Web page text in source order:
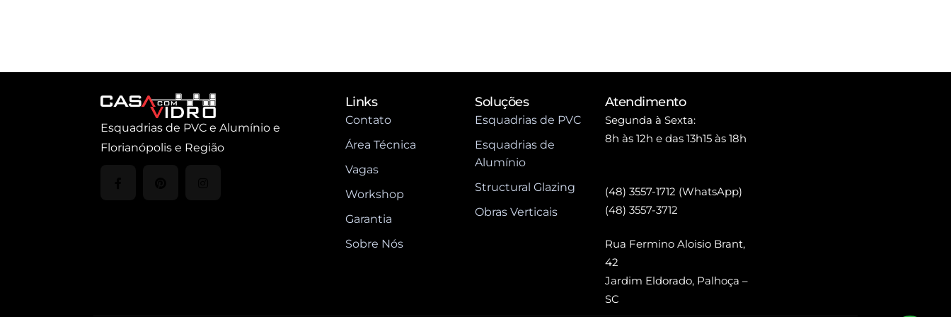
Esquadrias de PVC e Alumínio e
Florianópolis e Região
Links
Contato
Área Técnica
Vagas
Workshop
Garantia
Sobre Nós
Soluções
Esquadrias de PVC
Esquadrias de
Alumínio
Structural Glazing
Obras Verticais
Atendimento
Segunda à Sexta:
8h às 12h e das 13h15 às 18h
(48) 3557-1712 (WhatsApp)
(48) 3557-3712
Rua Fermino Aloisio Brant,
42
Jardim Eldorado, Palhoça –
SC